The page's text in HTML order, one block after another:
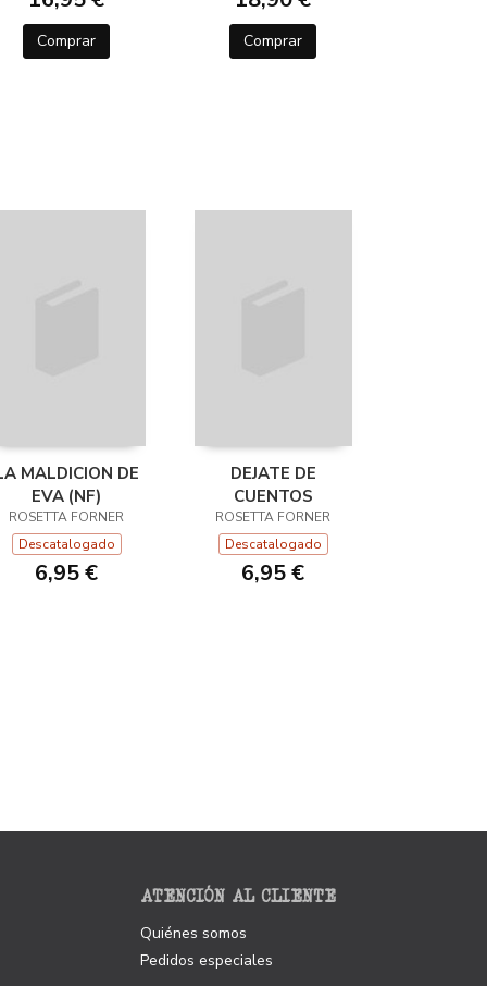
Comprar Comprar
MALDICION DE
EVA (NF)
ROSETTA FORNER
Descatalogado
6,95 €
DEJATE DE
CUENTOS
ROSETTA FORNER
Descatalogado
6,95 €
ATENCIÓN AL CLIENTE
Quiénes somos
Pedidos especiales